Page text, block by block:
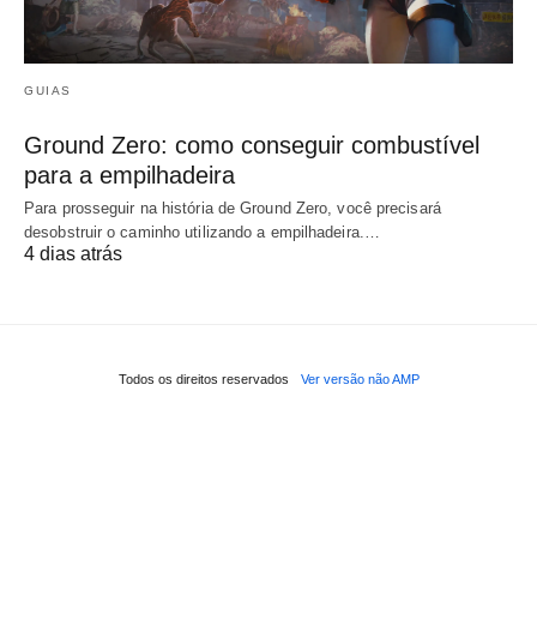
GUIAS
Ground Zero: como conseguir combustível
para a empilhadeira
Para prosseguir na história de Ground Zero, você precisará
desobstruir o caminho utilizando a empilhadeira.…
4 dias atrás
Todos os direitos reservados Ver versão não AMP